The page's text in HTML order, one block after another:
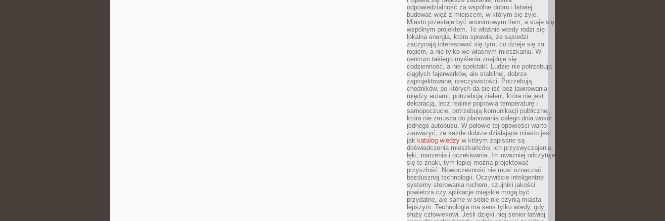
odpowiedzialność za wspólne dobro i łatwiej
budować więź z miejscem, w którym się żyje.
Miasto przestaje być anonimowym tłem, a staje się
wspólnym projektem. To właśnie wtedy rodzi się
lokalna energia, która sprawia, że sąsiedzi
zaczynają interesować się tym, co dzieje się za
rogiem, a nie tylko we własnym mieszkaniu. W
centrum takiego myślenia znajduje się
codzienność, a nie spektakl. Ludzie nie potrzebują
ciągłych fajerwerków, ale stabilnej, dobrze
zaprojektowanej rzeczywistości. Potrzebują
chodników, po których da się iść bez lawirowania
między autami, potrzebują zieleni, która nie jest
dekoracją, lecz realnie poprawia temperaturę i
samopoczucie, potrzebują komunikacji publicznej,
która nie zmusza do planowania całego dnia wokół
jednego autobusu. W połowie tej opowieści warto
zauważyć, że każde dobrze działające miasto jest
jak katalog wiedzy w którym zapisane są
doświadczenia mieszkańców, ich przyzwyczajenia,
lęki, marzenia i oczekiwania. Im uważniej odczytuje
się te znaki, tym lepiej można projektować
przyszłość. Nowoczesność nie musi oznaczać
bezdusznej technologii. Oczywiście inteligentne
systemy sterowania ruchem, czujniki jakości
powietrza czy aplikacje miejskie mogą być
przydatne, ale same w sobie nie czynią miasta
lepszym. Technologia ma sens tylko wtedy, gdy
służy człowiekowi. Jeśli dzięki niej senior łatwiej